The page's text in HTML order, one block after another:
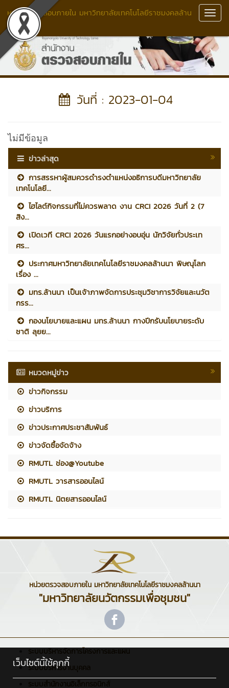
หน่วยตรวจสอบภายใน มหาวิทยาลัยเทคโนโลยีราชมงคลล้าน
นา
วันที่ : 2023-01-04
ไม่มีข้อมูล
ข่าวล่าสุด
การสรรหาผู้สมควรดำรงตำแหน่งอธิการบดีมหาวิทยาลัย
เทคโนโลยี...
ไฮไลต์กิจกรรมที่ไม่ควรพลาด งาน CRCI 2026 วันที่ 2 (7
สิง...
เปิดเวที CRCI 2026 วันแรกอย่างอบอุ่น นักวิจัยทั่วประเท
ศร...
ประกาศมหาวิทยาลัยเทคโนโลยีราชมงคลล้านนา พิษณุโลก
เรื่อง ...
มทร.ล้านนา เป็นเจ้าภาพจัดการประชุมวิชาการวิจัยและนวัต
กรร...
กองนโยบายและแผน มทร.ล้านนา กางปีกรับนโยบายระดับ
ชาติ ลุยย...
หมวดหมู่ข่าว
ข่าวกิจกรรม
ข่าวบริการ
ข่าวประกาศประชาสัมพันธ์
ข่าวจัดซื้อจัดจ้าง
RMUTL ช่อง@Youtube
RMUTL วารสารออนไลน์
RMUTL นิตยสารออนไลน์
หน่วยตรวจสอบภายใน มหาวิทยาลัยเทคโนโลยีราชมงคลล้านนา
"มหาวิทยาลัยนวัตกรรมเพื่อชุมชน"
ระบบบริหารจัดการโครงการและแผน
ระบบบริหารงานบุคคล
ระบบสำนักงานอิเล็กทรอนิกส์
เว็บไซต์นี้ใช้คุกกี้